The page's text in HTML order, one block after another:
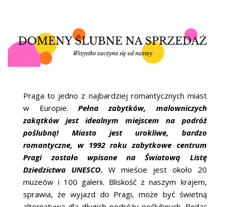
WASZE ŚLUBY
{HOT SEXY BEST}
ŚLUBNE STYLE
MAGAZYNY
ARCHIWUM
Praga to jedno z najbardziej romantycznych miast
w Europie. Pełna zabytków, malowniczych
zakątków jest idealnym miejscem na podróż
poślubną! Miasto jest urokliwe, bardzo
romantyczne, w 1992 roku zabytkowe centrum
Pragi zostało wpisane na Światową Listę
Dziedzictwa UNESCO. W mieście jest około 20
muzeów i 100 galerii. Bliskość z naszym krajem,
sprawia, że wyjazd do Pragi, może być świetną